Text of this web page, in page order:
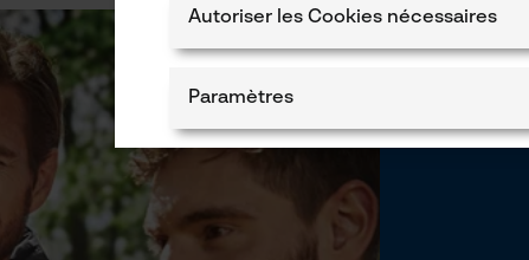
Autoriser les Cookies nécessaires
Paramètres
Cookies nécessaires